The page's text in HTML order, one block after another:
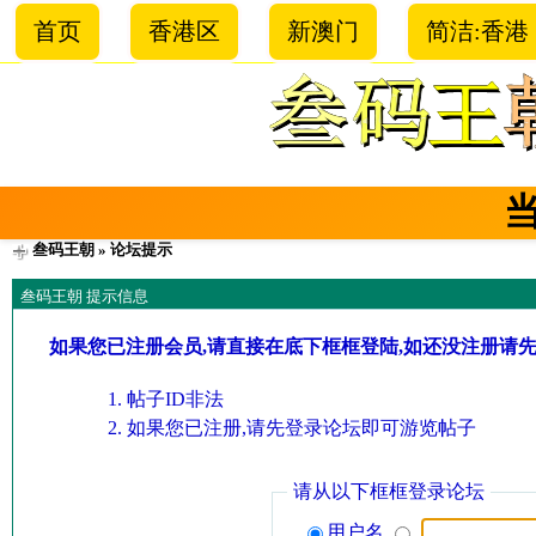
首页 香港区 新澳门 简洁:香港
叁码王朝 » 论坛提示
叁码王朝 提示信息
如果您已注册会员,请直接在底下框框登陆,如还没注册请
帖子ID非法
如果您已注册,请先登录论坛即可游览帖子
请从以下框框登录论坛
用户名